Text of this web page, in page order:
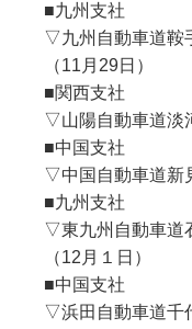
■九州支社
▽九州自動車道鞍
（11月29日）
■関西支社
▽山陽自動車道淡
■中国支社
▽中国自動車道新
■九州支社
▽東九州自動車道
（12月１日）
■中国支社
▽浜田自動車道千